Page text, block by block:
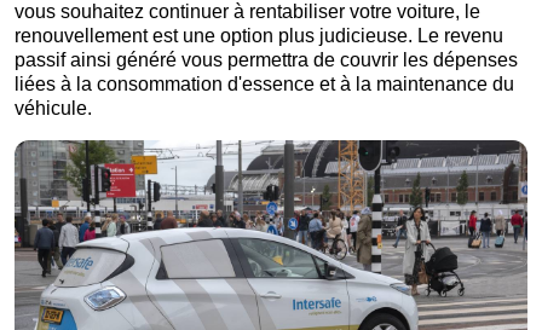
vous souhaitez continuer à rentabiliser votre voiture, le
renouvellement est une option plus judicieuse. Le revenu
passif ainsi généré vous permettra de couvrir les dépenses
liées à la consommation d'essence et à la maintenance du
véhicule.